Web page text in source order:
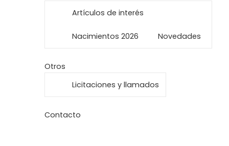
Artículos de interés
Nacimientos 2026 Novedades
Otros
Licitaciones y llamados
Contacto